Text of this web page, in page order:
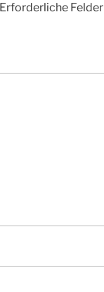
Erforderliche Felder